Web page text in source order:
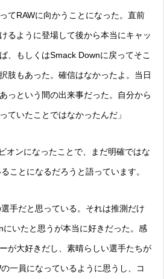
てRAWに向かうことになった。直前
るように登場して後から本当にキャッ
、もしくはSmack Downに戻ってそこ
肢もあった。確信はなかったよ。当日
っという間の出来事だった。自分から
ていたことではなかったんだ」
オンになったことで、まだ明確ではな
ことになるだろうと語っています。
選手だと思っている。それは推測だけ
にいたと思うが本当に好きだった。感
が大好きだし、素晴らしい選手たちが
一員になっているように思うし、コ